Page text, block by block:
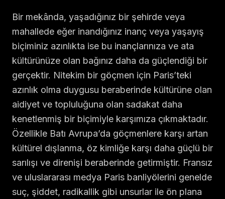
Bir mekânda, yaşadığınız bir şehirde veya
mahallede eğer inandığınız inanç veya yaşayış
biçiminiz azınlıkta ise bu inançlarınıza ve ata
kültürünüze olan bağınız daha da güçlendiği bir
gerçektir. Nitekim bir göçmen için Paris’teki
azınlık olma duygusu beraberinde kültürüne olan
aidiyet ve topluluğuna olan sadakat daha
kenetlenmiş bir biçimiyle karşımıza çıkmaktadır.
Özellikle Batı Avrupa’da göçmenlere karşı artan
kültürel dışlanma, öz kimliğe karşı daha güçlü bir
sarılışı ve direnişi beraberinde getirmiştir. Fransız
ve uluslararası medya Paris banliyölerini genelde
suç, şiddet, radikallik gibi unsurlar ile ön plana